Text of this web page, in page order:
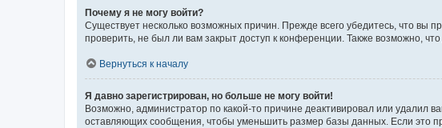
Почему я не могу войти?
Существует несколько возможных причин. Прежде всего убедитесь, что вы
проверить, не был ли вам закрыт доступ к конференции. Также возможно,
Вернуться к началу
Я давно зарегистрирован, но больше не могу войти!
Возможно, администратор по какой-то причине деактивировал или удалил
оставляющих сообщения, чтобы уменьшить размер базы данных. Если это